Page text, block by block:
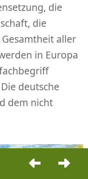
Beitrags-
Navigation
die
die
aller
in Europa
deutsche
dem nicht